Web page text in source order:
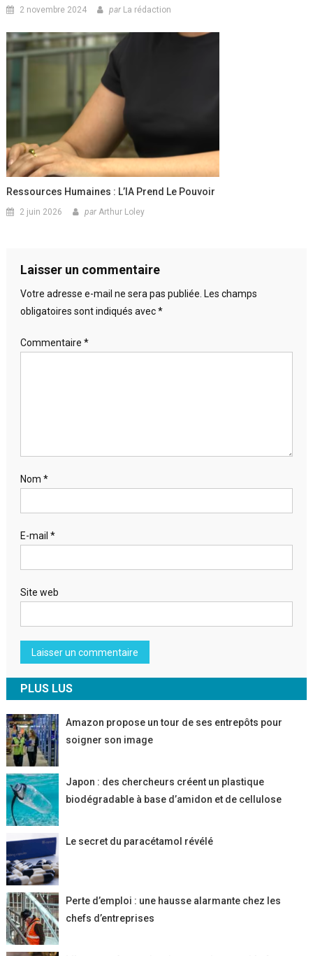
2 novembre 2024 par La rédaction
Ressources Humaines : L’IA Prend Le Pouvoir
2 juin 2026 par Arthur Loley
Laisser un commentaire
Votre adresse e-mail ne sera pas publiée. Les champs
obligatoires sont indiqués avec*
Commentaire *
Nom *
E-mail *
Site web
PLUS LUS
Amazon propose un tour de ses entrepôts pour
soigner son image
Japon : des chercheurs créent un plastique
biodégradable à base d’amidon et de cellulose
Le secret du paracétamol révélé
Perte d’emploi : une hausse alarmante chez les
chefs d’entreprises